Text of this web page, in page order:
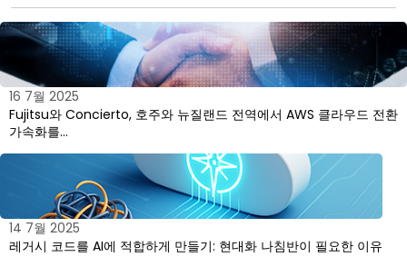
16 7월 2025
Fujitsu와 Concierto, 호주와 뉴질랜드 전역에서 AWS 클라우드 전환
가속화를…
14 7월 2025
레거시 코드를 AI에 적합하게 만들기: 현대화 나침반이 필요한 이유